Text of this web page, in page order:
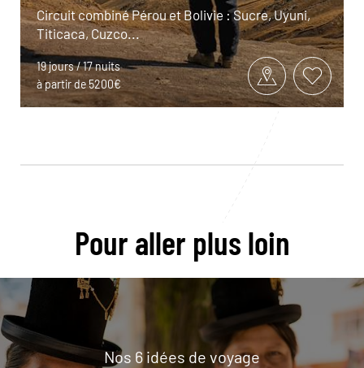
Circuit combiné Pérou et Bolivie : Sucre, Uyuni,
Titicaca, Cuzco...
19 jours / 17 nuits
à partir de 5200€
Pour aller plus loin
Nos 6 idées de voyage